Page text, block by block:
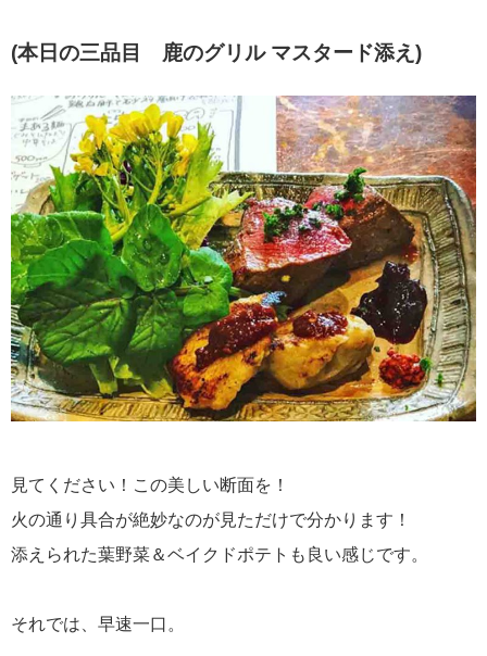
(本日の三品目 鹿のグリル マスタード添え)
見てください！この美しい断面を！
火の通り具合が絶妙なのが見ただけで分かります！
添えられた葉野菜＆ベイクドポテトも良い感じです。
それでは、早速一口。